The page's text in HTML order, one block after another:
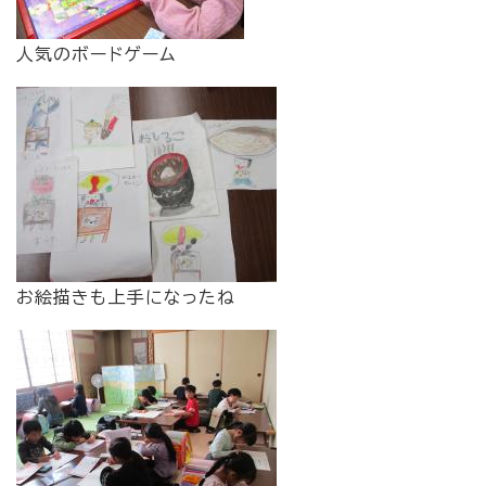
人気のボードゲーム
お絵描きも上手になったね